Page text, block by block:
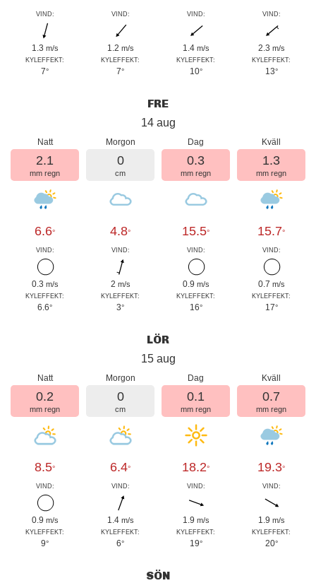
VIND:
1.3 m/s
KYLEFFEKT:
7°
VIND:
1.2 m/s
KYLEFFEKT:
7°
VIND:
1.4 m/s
KYLEFFEKT:
10°
VIND:
2.3 m/s
KYLEFFEKT:
13°
FRE
14 aug
Natt
2.1
mm regn
6.6°
VIND:
0.3 m/s
KYLEFFEKT:
6.6°
Morgon
0
cm
4.8°
VIND:
2 m/s
KYLEFFEKT:
3°
Dag
0.3
mm regn
15.5°
VIND:
0.9 m/s
KYLEFFEKT:
16°
Kväll
1.3
mm regn
15.7°
VIND:
0.7 m/s
KYLEFFEKT:
17°
LÖR
15 aug
Natt
0.2
mm regn
8.5°
VIND:
0.9 m/s
KYLEFFEKT:
9°
Morgon
0
cm
6.4°
VIND:
1.4 m/s
KYLEFFEKT:
6°
Dag
0.1
mm regn
18.2°
VIND:
1.9 m/s
KYLEFFEKT:
19°
Kväll
0.7
mm regn
19.3°
VIND:
1.9 m/s
KYLEFFEKT:
20°
SÖN